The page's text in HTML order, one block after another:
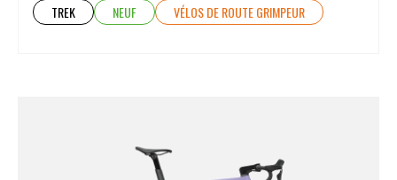
TREK NEUF VÉLOS DE ROUTE GRIMPEUR